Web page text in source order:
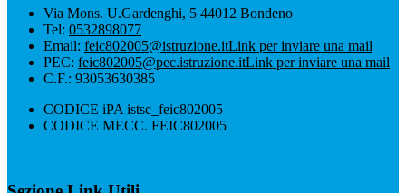
Via Mons. U.Gardenghi, 5 44012 Bondeno
Tel: 0532898077
Email: feic802005@istruzione.itLink per inviare una mail
PEC: feic802005@pec.istruzione.itLink per inviare una mail
C.F.: 93053630385
CODICE iPA istsc_feic802005
CODICE MECC. FEIC802005